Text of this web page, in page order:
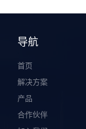
导航
首页
解决方案
产品
合作伙伴